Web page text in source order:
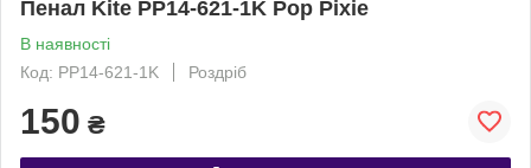
Пенал Kite PP14-621-1K Pop Pixie
В наявності
Код: PP14-621-1K
Роздріб
150 ₴